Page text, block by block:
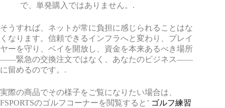
で、単発購入ではありません。.
そうすれば、ネットが常に負担に感じられることはな
くなります。信頼できるインフラへと変わり、プレイ
ヤーを守り、ベイを開放し、資金を本来あるべき場所
——緊急の交換注文ではなく、あなたのビジネス——
に留めるのです。.
実際の商品でその様子をご覧になりたい場合は、
FSPORTSのゴルフコーナーを閲覧すると’ ゴルフ練習